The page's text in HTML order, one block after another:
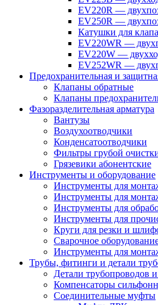
EV220R —
EV250R —
Катушки для
EV220WR —
EV220W —
EV252WR —
Предохранительная и
Клапаны обратные
Клапаны
Фазоразделительная арматура
Вантузы
Воздухоотводчики
Конденсатоотводчики
Фильтры грубой
Грязевики абонентские
Инструменты и оборудование
Инструменты для
Инструменты для
Инструменты для
Инструменты для
Круги для резки и
Сварочное
Инструменты для
Трубы, фитинги и детали
Детали трубопроводов
Компенсаторы
Соединительные муфты